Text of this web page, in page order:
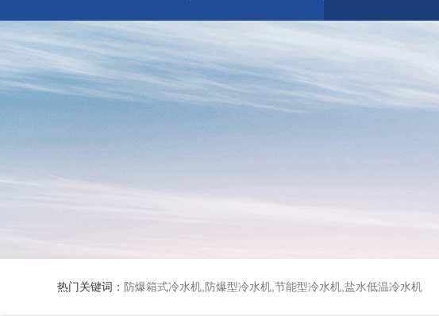
热门关键词： 防爆箱式冷水机,防爆型冷水机,节能型冷水机,盐水低温冷水机